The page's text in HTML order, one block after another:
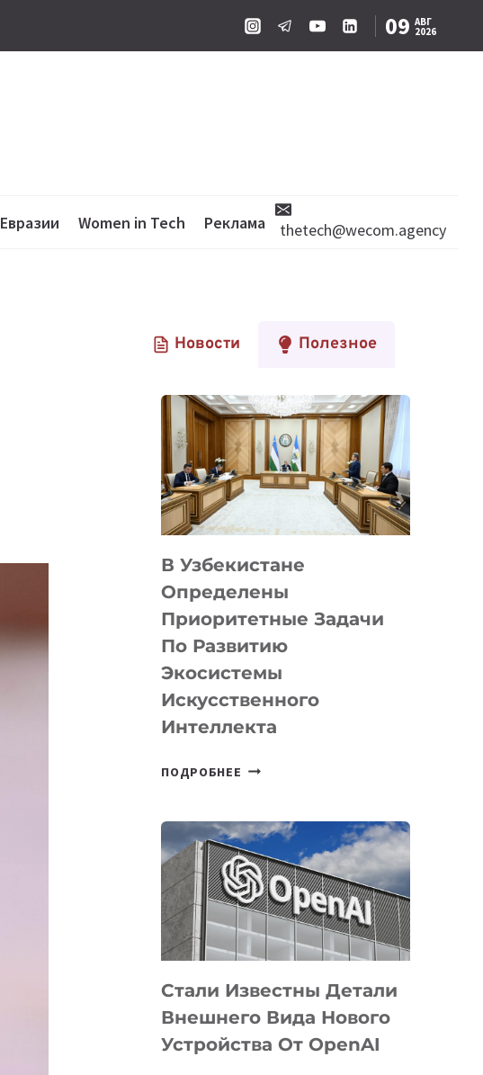
09 АВГ
2026
Women in Tech Реклама thetech@wecom.agency
Новости Полезное
В Узбекистане
Определены
Приоритетные Задачи
По Развитию
Экосистемы
Искусственного
Интеллекта
ПОДРОБНЕЕ В
ПРИОРИТЕТНЫЕ
ЗАДАЧИ
ПО
РАЗВИТИЮ
ЭКОСИСТЕМЫ
ИСКУССТВЕННОГО
Стали Известны Детали
Внешнего Вида Нового
Устройства От OpenAI